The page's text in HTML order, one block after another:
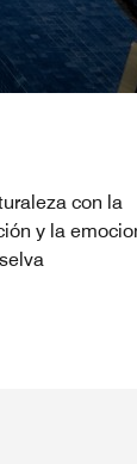
con la
y la